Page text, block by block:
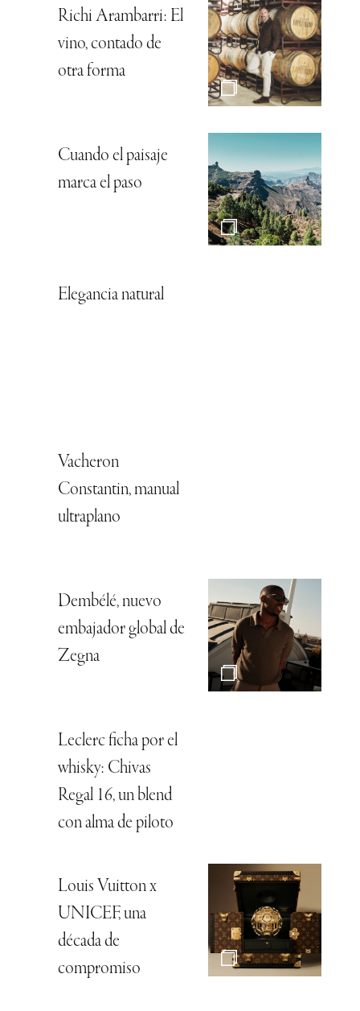
Richi Arambarri: El
vino, contado de
otra forma
Cuando el paisaje
marca el paso
Elegancia natural
Vacheron
Constantin, manual
ultraplano
Dembélé, nuevo
embajador global de
Zegna
Leclerc ficha por el
whisky: Chivas
Regal 16, un blend
con alma de piloto
Louis Vuitton x
UNICEF, una
década de
compromiso